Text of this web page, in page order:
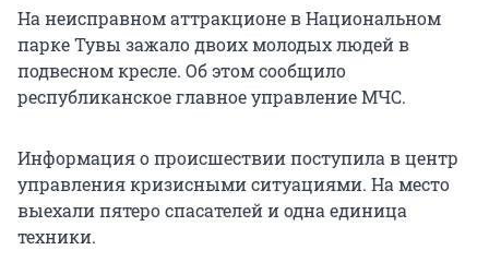
На неисправном аттракционе в Национальном
парке Тувы зажало двоих молодых людей в
подвесном кресле. Об этом сообщило
республиканское главное управление МЧС.
Информация о происшествии поступила в центр
управления кризисными ситуациями. На место
выехали пятеро спасателей и одна единица
техники.